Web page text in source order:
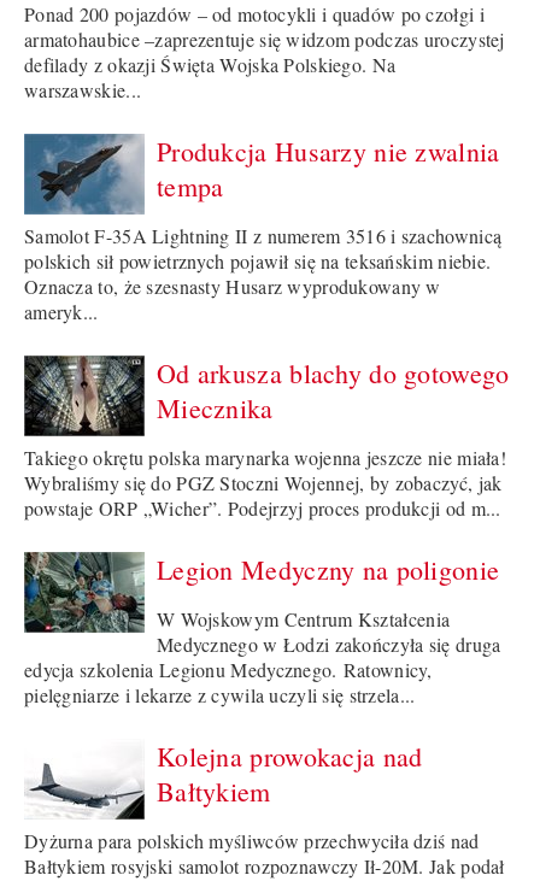
Ponad 200 pojazdów – od motocykli i quadów po czołgi i
armatohaubice –zaprezentuje się widzom podczas uroczystej
defilady z okazji Święta Wojska Polskiego. Na
warszawskie...
Produkcja Husarzy nie zwalnia
tempa
Samolot F-35A Lightning II z numerem 3516 i szachownicą
polskich sił powietrznych pojawił się na teksańskim niebie.
Oznacza to, że szesnasty Husarz wyprodukowany w
ameryk...
Od arkusza blachy do gotowego
Miecznika
Takiego okrętu polska marynarka wojenna jeszcze nie miała!
Wybraliśmy się do PGZ Stoczni Wojennej, by zobaczyć, jak
powstaje ORP „Wicher”. Podejrzyj proces produkcji od m...
Legion Medyczny na poligonie
W Wojskowym Centrum Kształcenia
Medycznego w Łodzi zakończyła się druga
edycja szkolenia Legionu Medycznego. Ratownicy,
pielęgniarze i lekarze z cywila uczyli się strzela...
Kolejna prowokacja nad
Bałtykiem
Dyżurna para polskich myśliwców przechwyciła dziś nad
Bałtykiem rosyjski samolot rozpoznawczy Ił-20M. Jak podał